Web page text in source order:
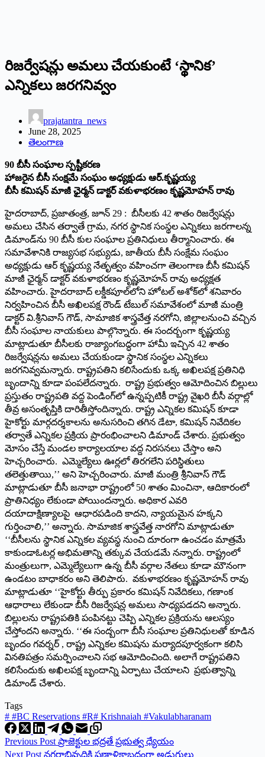
రిజర్వేషన్లు అమలు చేయ‌కుంటే ‘స్థానిక’
ఎన్నికలు జరగనివ్వం
prajatantra_news
June 28, 2025
తెలంగాణ
90 బీసీ సంఘాల స్ప‌ష్టీక‌ర‌ణ‌
హాజ‌రైన బీసీ సంక్ష‌మే సంఘం అధ్య‌క్షుడు ఆర్‌.కృష్ణ‌య్య‌
బీసీ కమిషన్‌ మాజీ ఛైర్మన్ డాక్ట‌ర్‌ వకుళాభరణం కృష్ణమోహన్‌ రావు
హైదరాబాద్, ప్రజాతంత్ర, జూన్ 29 : బీసీలకు 42 శాతం రిజర్వేషన్లు
అమలు చేసిన తర్వాతే గ్రామ, నగర స్థానిక సంస్థల ఎన్నికలు జరగాలన్న
డిమాండ్‌ను 90 బీసీ కుల సంఘాల ప్రతినిధులు తీర్మానించారు. ఈ
సమావేశానికి రాజ్యసభ సభ్యుడు, జాతీయ బీసీ సంక్షేమ సంఘం
అధ్యక్షుడు ఆర్‌ కృష్ణయ్య నేతృత్వం వహించగా తెలంగాణ బీసీ కమిషన్‌
మాజీ ఛైర్మన్ డాక్ట‌ర్‌ వకుళాభరణం కృష్ణమోహన్‌ రావు అధ్యక్షత
వహించారు. హైదరాబాద్‌ లక్డీకపూల్‌లోని హోటల్‌ అశోక్‌లో శనివారం
నిర్వహించిన బీసీ అఖిలపక్ష రౌండ్ టేబుల్‌ సమావేశంలో మాజీ మంత్రి
డాక్ట‌ర్‌ వి.శ్రీనివాస్‌ గౌడ్‌, సామాజిక శాస్త్రవేత్త నరగోని, జిల్లాలనుంచి వచ్చిన
బీసీ సంఘాల నాయకులు పాల్గొన్నారు. ఈ సందర్బంగా కృష్ణయ్య
మాట్లాడుతూ బీసీలకు రాజ్యాంగబద్ధంగా హామీ ఇచ్చిన 42 శాతం
రిజర్వేషన్లను అమలు చేయకుండా స్థానిక సంస్థల ఎన్నికలు
జరగనివ్వమన్నారు. రాష్ట్రపతిని కలిసేందుకు ఒక్క అఖిలపక్ష ప్రతినిధి
బృందాన్ని కూడా పంపలేదన్నారు. రాష్ట్ర ప్రభుత్వం ఆమోదించిన బిల్లులు
ప్రస్తుతం రాష్ట్రపతి వద్ద పెండింగ్‌లో ఉన్నప్పటికీ రాష్ట్ర వైఖరి బీసీ వర్గాల్లో
తీవ్ర అసంతృప్తికి దారితీస్తోందిన్నారు. రాష్ట్ర ఎన్నికల కమిషన్‌ కూడా
హైకోర్టు మార్గదర్శకాలను అనుసరించి తగిన డేటా, కమిషన్‌ నివేదికల
తర్వాతే ఎన్నికల ప్రక్రియ ప్రారంభించాలని డిమాండ్‌ చేశారు. ప్రభుత్వం
మోసం చేస్తే మండల కార్యాలయాల వద్ద నిరసనలు చేస్తాం అని
హెచ్చరించారు. ఎమ్మెల్యేలు ఊర్లలో తిరగలేని పరిస్థితులు
తలెత్తుతాయి,’’ అని హెచ్చరించారు. మాజీ మంత్రి శ్రీనివాస్‌ గౌడ్‌
మాట్లాడుతూ బీసీ జనాభా రాష్ట్రంలో 50 శాతం మించినా, ఆదికారంలో
ప్రాతినిధ్యం లేకుండా పోయిందన్నారు. అధికార ఎవరి
దయాదాక్షిణ్యాలపై ఆధారపడింది కాదని, న్యాయమైన హక్కని
గుర్తించాలి,’’ అన్నారు. సామాజిక శాస్త్రవేత్త నారగోని మాట్లాడుతూ
‘‘బీసీలను స్థానిక ఎన్నికల వ్యవస్థ నుంచి దూరంగా ఉంచడం మాత్రమే
కాకుండాఓటర్ల అభిమతాన్ని తక్కువ చేయడమే నన్నారు. రాష్ట్రంలో
మంత్రులుగా, ఎమ్మెల్యేలుగా ఉన్న బీసీ వర్గాల నేతలు కూడా మౌనంగా
ఉండటం బాధాకరం అని తెలిపారు. వకుళాభరణం కృష్ణమోహన్‌ రావు
మాట్లాడుతూ ‘‘హైకోర్టు తీర్పు ప్రకారం కమిషన్‌ నివేదికలు, గణాంక
ఆధారాలు లేకుండా బీసీ రిజర్వేషన్ల అమలు సాధ్యపడదని అన్నారు.
బిల్లులను రాష్ట్రపతికి పంపినట్టు చెప్పి ఎన్నికల ప్రక్రియను ఆలస్యం
చేస్తోందని అన్నారు. ‘‘ఈ సంద్బంగా బీసీ సంఘాల ప్రతినిధులతో కూడిన
బృందం గవర్నర్‌ , రాష్ట్ర ఎన్నికల కమిషను మర్యాదపూర్వకంగా కలిసి
వినతిపత్రం సమర్పించాలని సభ ఆమోదించింది. అలాగే రాష్ట్రపతిని
కలిసేందుకు అఖిలపక్ష బృందాన్ని ఏర్పాటు చేయాలని ప్ర‌భుత్వాన్ని
డిమాండ్‌ చేశారు.
Tags
# #BC Reservations #R# Krishnaiah #Vakulabharanam
Previous Post ప్రాజెక్టుల భద్రతే ప్రభుత్వ ధ్యేయం
Next Post నగరాభివృద్ధికి ప్రణాళికాబద్ధంగా అడుగులు